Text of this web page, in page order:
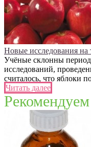
Новые исследования на
Учёные склонны
исследований,
считалось, что яблоки
Читать далее
Рекомендуем